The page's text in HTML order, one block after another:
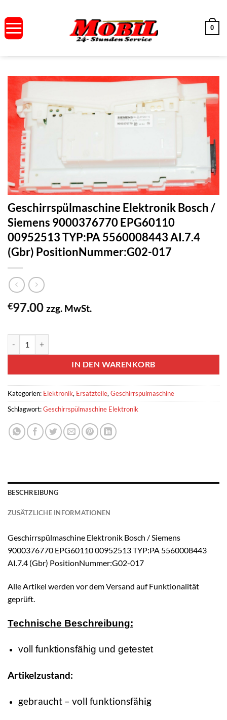
Inhalt
springen
0
Geschirrspülmaschine Elektronik Bosch /
Siemens 9000376770 EPG60110
00952513 TYP:PA 5560008443 AI.7.4
(Gbr) PositionNummer:G02-017
€97.00 zzg. MwSt.
IN DEN WARENKORB
Kategorien: Elektronik, Ersatzteile, Geschirrspülmaschine
Schlagwort:Geschirrspülmaschine Elektronik
BESCHREIBUNG
ZUSÄTZLICHE INFORMATIONEN
Geschirrspülmaschine Elektronik Bosch / Siemens
9000376770 EPG60110 00952513 TYP:PA 5560008443
AI.7.4 (Gbr) PositionNummer:G02-017
Alle Artikel werden vor dem Versand auf Funktionalität
geprüft.
Technische Beschreibung:
voll funktionsfähig und getestet
Artikelzustand:
gebraucht – voll funktionsfähig